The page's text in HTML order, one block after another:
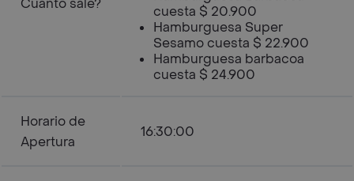
Cuanto sale?
cuesta $ 20.900
Hamburguesa Super
Sesamo cuesta $ 22.900
Hamburguesa barbacoa
cuesta $ 24.900
Horario de
Apertura
16:30:00